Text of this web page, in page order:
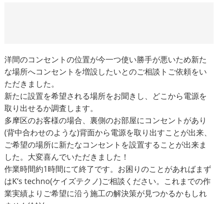
洋間のコンセントの位置が今一つ使い勝手が悪いため新た
な場所へコンセントを増設したいとのご相談トご依頼をい
ただきました。
新たに設置を希望される場所をお聞きし、どこから電源を
取り出せるか調査します。
多摩区のお客様の場合、裏側のお部屋にコンセントがあり
(背中合わせのような)背面から電源を取り出すことが出来、
ご希望の場所に新たなコンセントを設置することが出来ま
した。大変喜んでいただきました！
作業時間約1時間にて終了です。お困りのことがあればまず
はK‘s techno(ケイズテクノ)ご相談ください。これまでの作
業実績よりご希望に沿う施工の解決策が見つかるかもしれ